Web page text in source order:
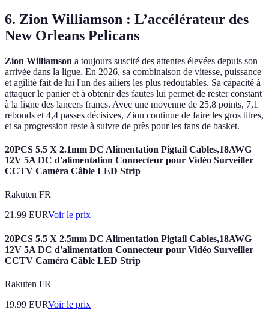
6. Zion Williamson : L’accélérateur des
New Orleans Pelicans
Zion Williamson a toujours suscité des attentes élevées depuis son
arrivée dans la ligue. En 2026, sa combinaison de vitesse, puissance
et agilité fait de lui l'un des ailiers les plus redoutables. Sa capacité à
attaquer le panier et à obtenir des fautes lui permet de rester constant
à la ligne des lancers francs. Avec une moyenne de 25,8 points, 7,1
rebonds et 4,4 passes décisives, Zion continue de faire les gros titres,
et sa progression reste à suivre de près pour les fans de basket.
20PCS 5.5 X 2.1mm DC Alimentation Pigtail Cables,18AWG
12V 5A DC d'alimentation Connecteur pour Vidéo Surveiller
CCTV Caméra Câble LED Strip
Rakuten FR
21.99 EURVoir le prix
20PCS 5.5 X 2.5mm DC Alimentation Pigtail Cables,18AWG
12V 5A DC d'alimentation Connecteur pour Vidéo Surveiller
CCTV Caméra Câble LED Strip
Rakuten FR
19.99 EURVoir le prix